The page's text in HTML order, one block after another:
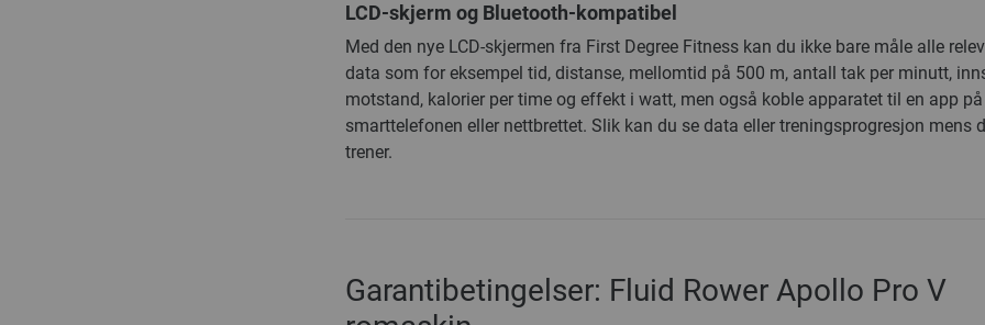
LCD-skjerm og Bluetooth-kompatibel
Med den nye LCD-skjermen fra First Degree Fitness kan du ikke bare måle alle
data som for eksempel tid, distanse, mellomtid på 500 m, antall tak per minutt,
motstand, kalorier per time og effekt i watt, men også koble apparatet til en app på
smarttelefonen eller nettbrettet. Slik kan du se data eller treningsprogresjon mens
trener.
Garantibetingelser: Fluid Rower Apollo Pro V